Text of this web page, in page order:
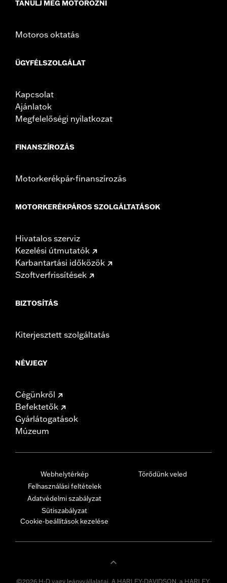
TANULJ MEG MOTOROZNI
Motoros oktatás
ÜGYFÉLSZOLGÁLAT
Kapcsolat
Ajánlatok
Megfelelőségi nyilatkozat
FINANSZÍROZÁS
Motorkerékpár-finanszírozás
MOTORKERÉKPÁROS SZOLGÁLTATÁSOK
Hivatalos szerviz
Kezelési útmutatók
Karbantartási időközök
Szoftverfrissítések
BIZTOSÍTÁS
Kiterjesztett szolgáltatás
NÉVJEGY
Cégünkről
Befektetők
Gyárlátogatások
Múzeum
Webhelytérkép
Felhasználási feltételek
Adatvédelmi szabályzat
Sütiszabályzat
Cookie-beállítások kezelése
Törődünk veled
©2026 H-D vagy leányvállalatai. A HARLEY-DAVIDSON, a HARLEY,